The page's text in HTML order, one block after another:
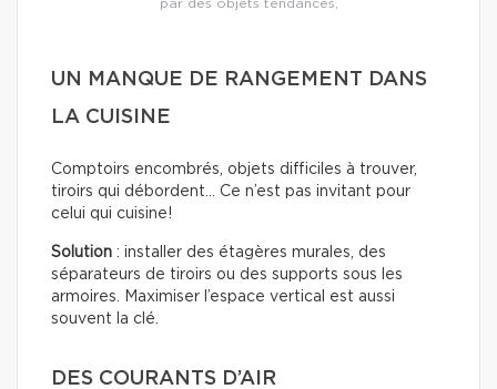
par des objets tendances,
UN MANQUE DE RANGEMENT DANS
LA CUISINE
Comptoirs encombrés, objets difficiles à trouver,
tiroirs qui débordent… Ce n’est pas invitant pour
celui qui cuisine!
Solution : installer des étagères murales, des
séparateurs de tiroirs ou des supports sous les
armoires. Maximiser l’espace vertical est aussi
souvent la clé.
DES COURANTS D’AIR